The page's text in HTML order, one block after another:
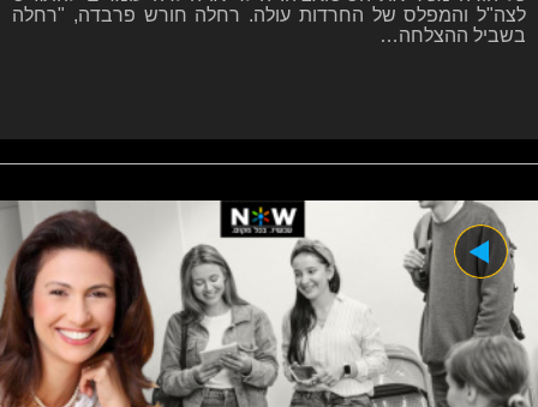
לצה"ל והמפלס של החרדות עולה. רחלה חורש פרבדה, "רחלה
בשביל ההצלחה…